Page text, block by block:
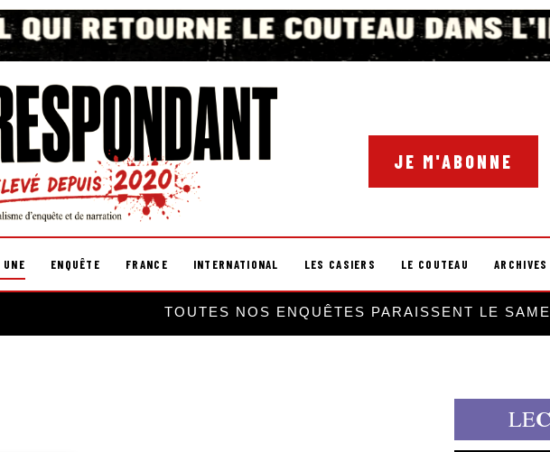
JE M'ABONNE
ENQUÊTE FRANCE INTERNATIONAL LES CASIERS LE COUTEAU ARCHIVES
TOUTES NOS ENQUÊTES PARAISSENT LE
LE